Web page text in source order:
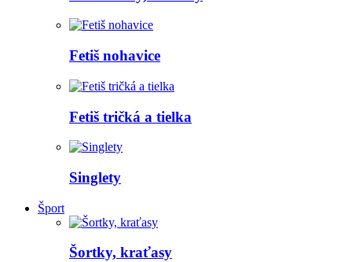
Fetiš nohavice
Fetiš tričká a tielka
Singlety
Šport
Šortky, kraťasy